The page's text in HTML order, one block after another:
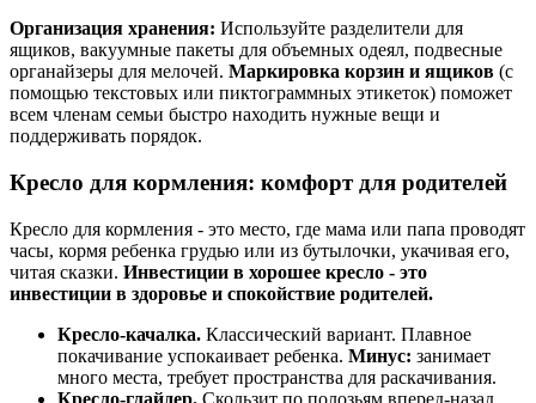
Организация хранения: Используйте разделители для
ящиков, вакуумные пакеты для объемных одеял, подвесные
органайзеры для мелочей. Маркировка корзин и ящиков (с
помощью текстовых или пиктограммных этикеток) поможет
всем членам семьи быстро находить нужные вещи и
поддерживать порядок.
Кресло для кормления: комфорт для родителей
Кресло для кормления - это место, где мама или папа проводят
часы, кормя ребенка грудью или из бутылочки, укачивая его,
читая сказки. Инвестиции в хорошее кресло - это
инвестиции в здоровье и спокойствие родителей.
Кресло-качалка. Классический вариант. Плавное
покачивание успокаивает ребенка. Минус: занимает
много места, требует пространства для раскачивания.
Кресло-глайдер. Скользит по полозьям вперед-назад,